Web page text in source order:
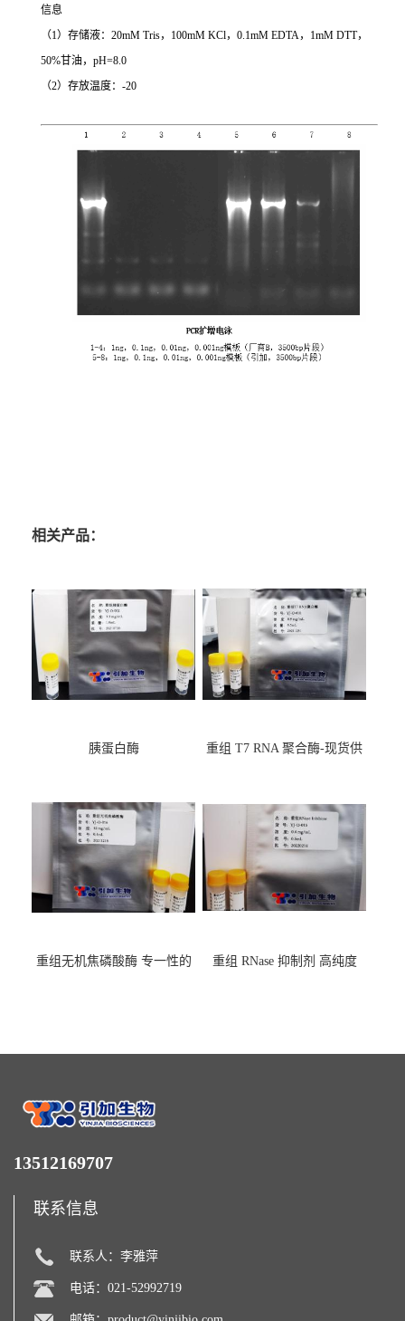
信息
（1）存储液：20mM Tris，100mM KCl，0.1mM EDTA，1mM DTT，
50%甘油，pH=8.0
（2）存放温度：-20
相关产品：
胰蛋白酶
重组 T7 RNA 聚合酶-现货供
重组无机焦磷酸酶 专一性的
重组 RNase 抑制剂 高纯度
13512169707
联系信息
联系人：李雅萍
电话：021-52992719